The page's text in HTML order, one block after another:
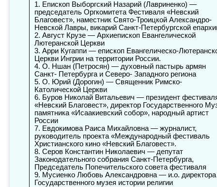
1. Епископ Выборгский Назарий (Лавриненко) —
председатель Оргкомитета Фестиваля «Невский
Благовест», наместник Свято-Троицкой Александро-
Невской Лавры, викарий Санкт-Петербургской
2. Август Крузе — Архиепископ Евангелической
Лютеранской Церкви
3. Арри Кугаппи — епископ Евангелическо-
Церкви Ингрии на территории России.
4. О. Ншан (Петросян) — духовный пастырь армян
Санкт- Петербурга и Северо- Западного региона
5. О. Юрий (Дорогин) — Священник Римско-
Католической Церкви
6. Буров Николай Витальевич — президент
«Невский Благовест», директор Государственного
памятника «Исаакиевский собор», народный артист
России
7. Евдокимова Раиса Михайловна — журналист,
руководитель проекта «Международный фестиваль
Христианского кино «Невский Благовест».
8. Серов Константин Николаевич — депутат
Законодательного собрания Санкт-Петербурга,
Председатель Попечительского совета фестиваля
9. Мусиенко Любовь Александровна — и.о. директора
Государственного музея истории религии